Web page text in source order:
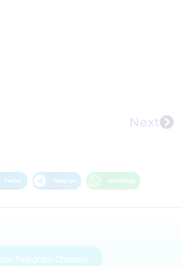
Next
Twitter Telegram WhatsApp
Telegram Channel